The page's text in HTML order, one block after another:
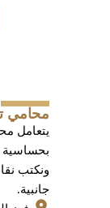
محامي
يتعامل
بحساسية
ونكتب
جانبية.